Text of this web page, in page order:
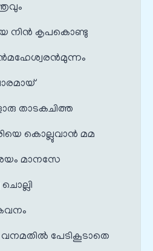
നിന്‍ കൃപകൊണ്ടു
താടകചിത്ത
കൊല്ലുവാന്‍ മമ
മാനസേ
പേടികൂടാതെ